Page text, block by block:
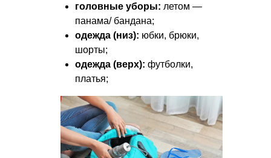
головные уборы: летом —
панама/ бандана;
одежда (низ): юбки, брюки,
шорты;
одежда (верх): футболки,
платья;